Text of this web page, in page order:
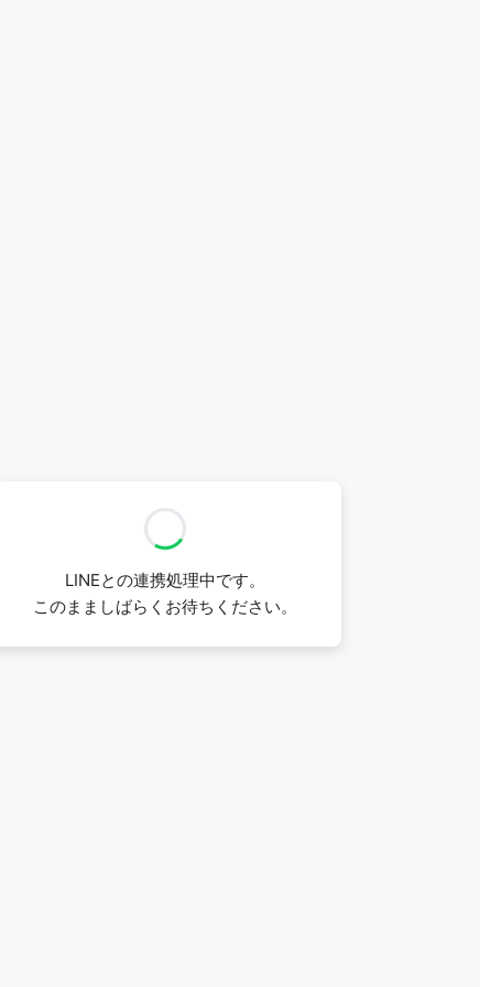
LINEとの連携処理中です。
このまましばらくお待ちください。